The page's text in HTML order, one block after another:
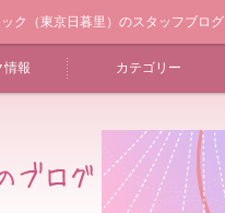
ク（東京日暮里）のスタッフブログ
情報 カテゴリー